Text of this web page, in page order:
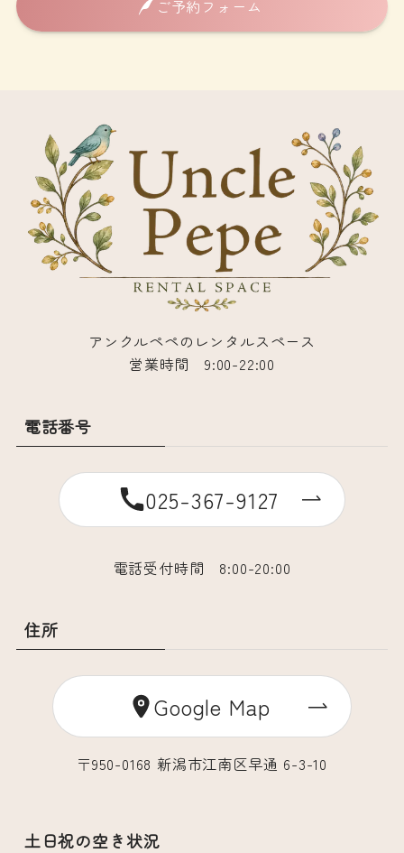
ご予約フォーム
アンクルペペのレンタルスペース
営業時間 9:00-22:00
電話番号
025-367-9127
電話受付時間 8:00-20:00
住所
Google Map
〒950-0168 新潟市江南区早通 6-3-10
土日祝の空き状況